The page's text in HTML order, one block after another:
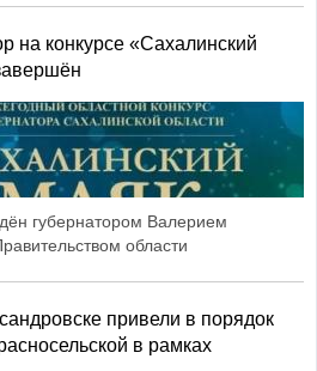
на конкурсе «Сахалинский
губернатором Валерием
области
привели в порядок
в рамках